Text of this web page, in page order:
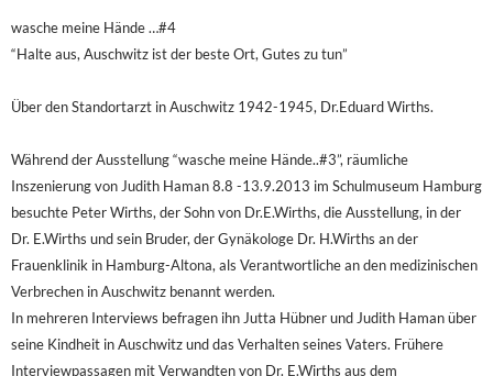
wasche meine Hände …#4
“Halte aus, Auschwitz ist der beste Ort, Gutes zu tun”
Über den Standortarzt in Auschwitz 1942-1945, Dr.Eduard Wirths.
Während der Ausstellung “wasche meine Hände..#3”, räumliche
Inszenierung von Judith Haman 8.8 -13.9.2013 im Schulmuseum Hamburg
besuchte Peter Wirths, der Sohn von Dr.E.Wirths, die Ausstellung, in der
Dr. E.Wirths und sein Bruder, der Gynäkologe Dr. H.Wirths an der
Frauenklinik in Hamburg-Altona, als Verantwortliche an den medizinischen
Verbrechen in Auschwitz benannt werden.
In mehreren Interviews befragen ihn Jutta Hübner und Judith Haman über
seine Kindheit in Auschwitz und das Verhalten seines Vaters. Frühere
Interviewpassagen mit Verwandten von Dr. E.Wirths aus dem